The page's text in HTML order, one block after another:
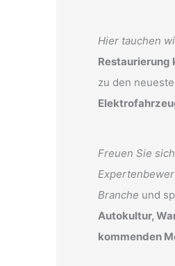
Hier tauchen
Restaurierung
zu den
Freuen Sie
Branche und
Autokultur,
kommenden